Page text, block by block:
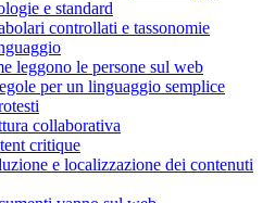
e standard
controllati e tassonomie
leggono le persone sul web
per un linguaggio semplice
collaborativa
critique
e localizzazione dei contenuti